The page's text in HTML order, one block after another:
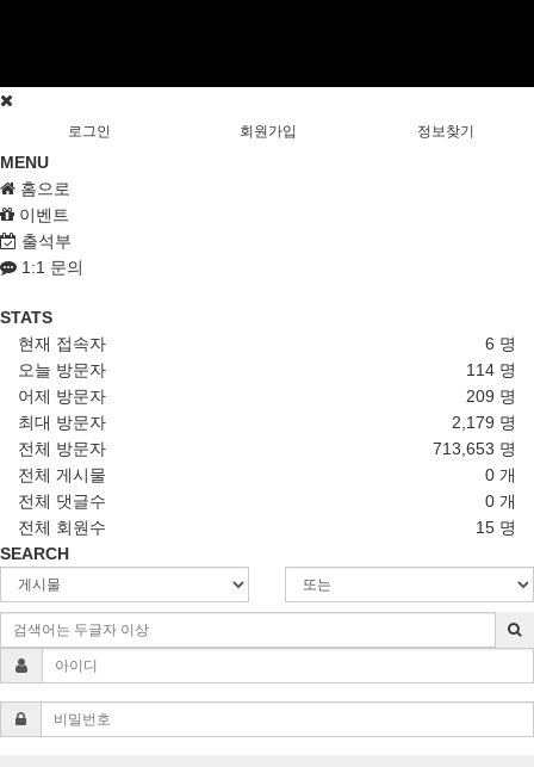
로그인 회원가입 정보찾기
MENU
홈으로
이벤트
출석부
1:1 문의
STATS
6 명
현재 접속자
114 명
오늘 방문자
209 명
어제 방문자
2,179 명
최대 방문자
713,653 명
전체 방문자
0 개
전체 게시물
0 개
전체 댓글수
15 명
전체 회원수
SEARCH